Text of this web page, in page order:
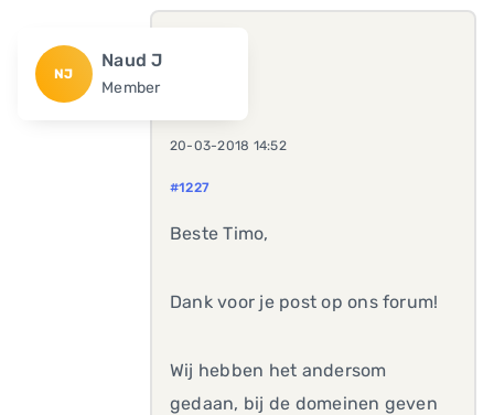
NJ
Naud J
Member
20-03-2018 14:52
#1227
Beste Timo,
Dank voor je post op ons forum!
Wij hebben het andersom
gedaan, bij de domeinen geven